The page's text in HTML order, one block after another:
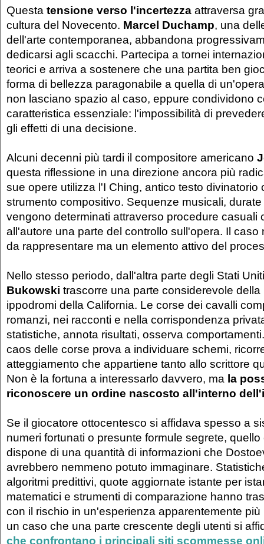
Questa tensione verso l'incertezza attraversa
cultura del Novecento. Marcel Duchamp, una
dell'arte contemporanea, abbandona
dedicarsi agli scacchi. Partecipa a tornei
teorici e arriva a sostenere che una partita ben
forma di bellezza paragonabile a quella di
non lasciano spazio al caso, eppure condividono
caratteristica essenziale: l'impossibilità di
gli effetti di una decisione.
Alcuni decenni più tardi il compositore americano
questa riflessione in una direzione ancora più
sue opere utilizza l'I Ching, antico testo divinatorio
strumento compositivo. Sequenze musicali,
vengono determinati attraverso procedure casuali
all'autore una parte del controllo sull'opera. Il caso
da rappresentare ma un elemento attivo del
Nello stesso periodo, dall'altra parte degli Stati
Bukowski trascorre una parte considerevole della
ippodromi della California. Le corse dei cavalli
romanzi, nei racconti e nella corrispondenza
statistiche, annota risultati, osserva
caos delle corse prova a individuare schemi,
atteggiamento che appartiene tanto allo scrittore
Non è la fortuna a interessarlo davvero, ma la
riconoscere un ordine nascosto all'interno
Se il giocatore ottocentesco si affidava spesso a
numeri fortunati o presunte formule segrete,
dispone di una quantità di informazioni che
avrebbero nemmeno potuto immaginare.
algoritmi predittivi, quote aggiornate istante per
matematici e strumenti di comparazione hanno
con il rischio in un'esperienza apparentemente
un caso che una parte crescente degli utenti si
che confrontano i principali siti scommesse